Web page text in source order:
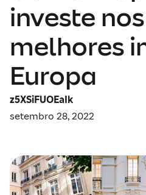
investe nos
melhores
Europa
z5XSiFUOEaIk
setembro 28, 2022